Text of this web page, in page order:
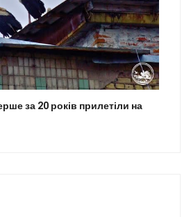
за 20 років прилетіли на